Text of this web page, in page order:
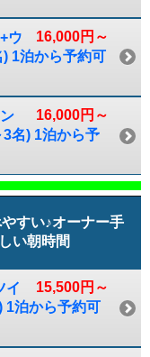
16,000円～
ウ
1泊から予約可
16,000円～
名) 1泊から予
すい♪オーナー手
い朝時間
15,500円～
イ
1泊から予約可